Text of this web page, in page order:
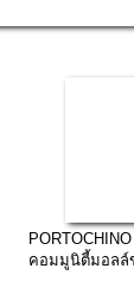
คอมมูนิตี้มอลล์